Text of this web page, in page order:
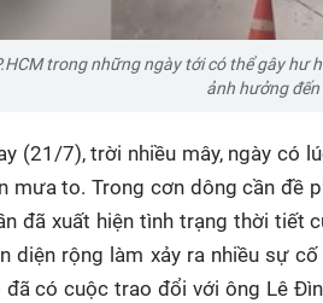
trong những ngày tới có thể gây hư
ảnh hưởng
(21/7), trời nhiều mây, ngày có
mưa to. Trong cơn dông cần đề
đã xuất hiện tình trạng thời
diện rộng làm xảy ra nhiều sự
đã có cuộc trao đổi với ông Lê